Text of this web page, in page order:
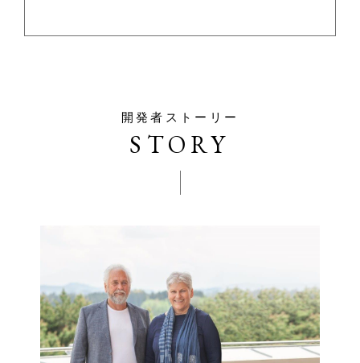
開発者ストーリー
STORY